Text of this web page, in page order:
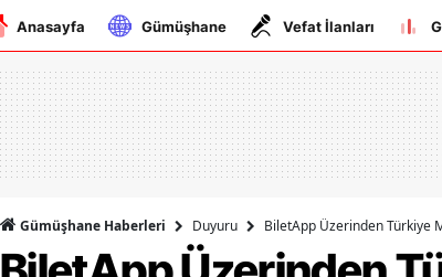
Anasayfa Gümüşhane Vefat İlanları
Gümüşhane Haberleri Duyuru BiletApp Üzerinden Türkiye